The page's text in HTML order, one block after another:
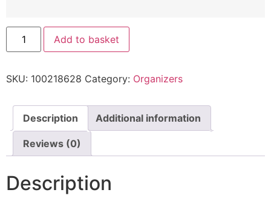
Add to basket
SKU: 100218628 Category: Organizers
Description Additional information
Reviews (0)
Description